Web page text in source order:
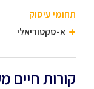
תחומי עיסוק
א-סקטוריאלי
קורות חיים